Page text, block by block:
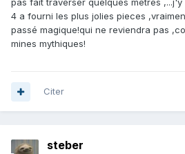
pas fait traverser quelques metres
4 a fourni les plus jolies pieces
passé magique!qui ne reviendra pas
mines mythiques!
Citer
steber